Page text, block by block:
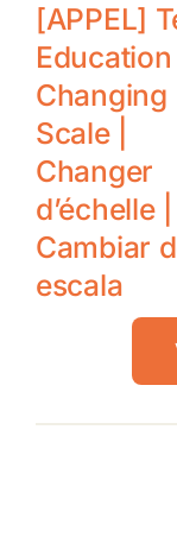
[APPEL]
Education
Changing
Scale |
Changer
d’échelle |
Cambiar
escala